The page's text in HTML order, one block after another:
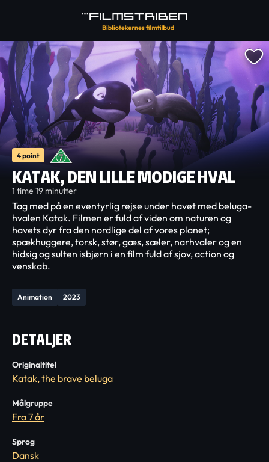
4 point
KATAK, DEN LILLE MODIGE HVAL
1 time 19 minutter
Animation 2023
Tag med på en eventyrlig rejse under havet med beluga-
hvalen Katak. Filmen er fuld af viden om naturen og
havets dyr fra den nordlige del af vores planet;
spækhuggere, torsk, stør, gæs, sæler, narhvaler og en
hidsig og sulten isbjørn i en film fuld af sjov, action og
venskab.
DETALJER
Originaltitel
Katak, the brave beluga
Målgruppe
Fra 7 år
Sprog
Dansk